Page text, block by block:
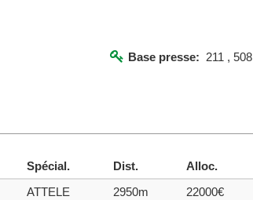
Base presse: 211 , 508
Spécial. Dist. Alloc.
ATTELE 2950m 22000€